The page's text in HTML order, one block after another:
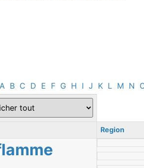
A B C D E F G H I J K L M N
Region